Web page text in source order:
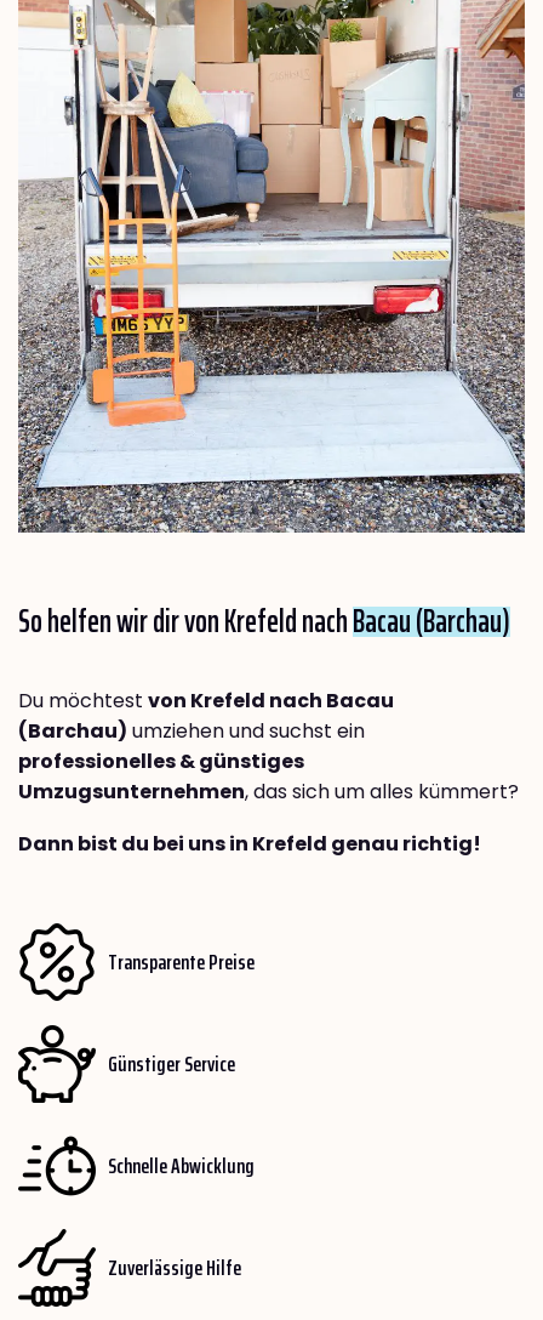
So helfen wir dir von Krefeld nachBacau (Barchau)
Du möchtest von Krefeld nach Bacau
(Barchau) umziehen und suchst ein
professionelles & günstiges
Umzugsunternehmen, das sich um alles kümmert?
Dann bist du bei uns in Krefeld genau richtig!
Transparente Preise
Günstiger Service
Schnelle Abwicklung
Zuverlässige Hilfe